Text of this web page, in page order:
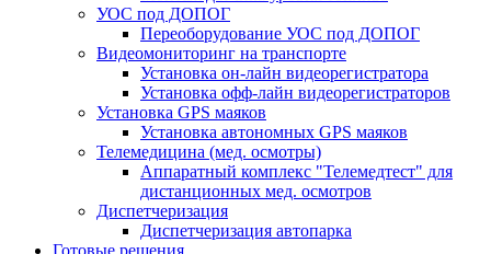
УОС под ДОПОГ
Переоборудование УОС под ДОПОГ
Видеомониторинг на транспорте
Установка он-лайн видеорегистратора
Установка офф-лайн видеорегистраторов
Установка GPS маяков
Установка автономных GPS маяков
Телемедицина (мед. осмотры)
Аппаратный комплекс "Телемедтест" для
дистанционных мед. осмотров
Диспетчеризация
Диспетчеризация автопарка
Готовые решения